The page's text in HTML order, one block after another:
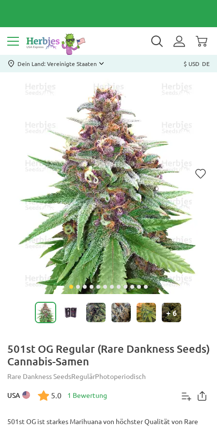
Dein Land: Vereinigte Staaten $ USD DE
+6
501st OG Regular (Rare Dankness Seeds)
Cannabis-Samen
Rare Dankness SeedsRegulärPhotoperiodisch
USA 5.0 1 Bewertung
501st OG ist starkes Marihuana von höchster Qualität von Rare